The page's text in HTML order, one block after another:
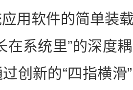
用软件的简单装
在系统里”的深度
创新的“四指横滑